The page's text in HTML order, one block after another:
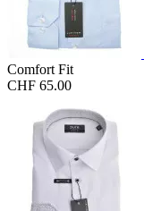
Comfort Fit
CHF 65.00